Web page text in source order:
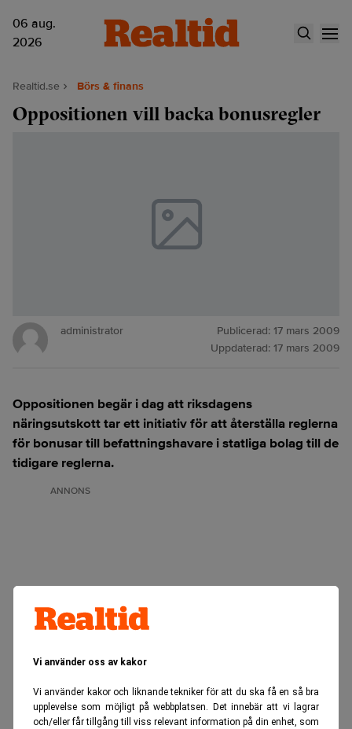
Vi använder oss av kakor
Vi använder kakor och liknande tekniker för att du ska få en så bra
upplevelse som möjligt på webbplatsen. Det innebär att vi lagrar
och/eller får tillgång till viss relevant information på din enhet, som
06 aug.
2026
Realtid.se Börs & finans
Oppositionen vill backa bonusregler
administrator Publicerad: 17 mars 2009
Uppdaterad: 17 mars 2009
Oppositionen begär i dag att riksdagens
näringsutskott tar ett initiativ för att återställa reglerna
för bonusar till befattningshavare i statliga bolag till de
tidigare reglerna.
ANNONS